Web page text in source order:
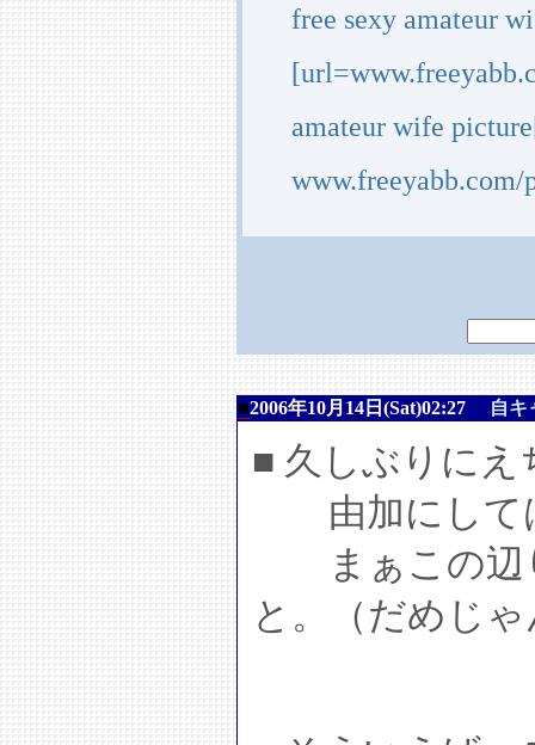
free sexy amateur
amateur wife
■2006年10月14日(Sat)02:27 自キ
■ 久しぶりにえ
由加にして
まぁこの辺
と。（だめじゃ